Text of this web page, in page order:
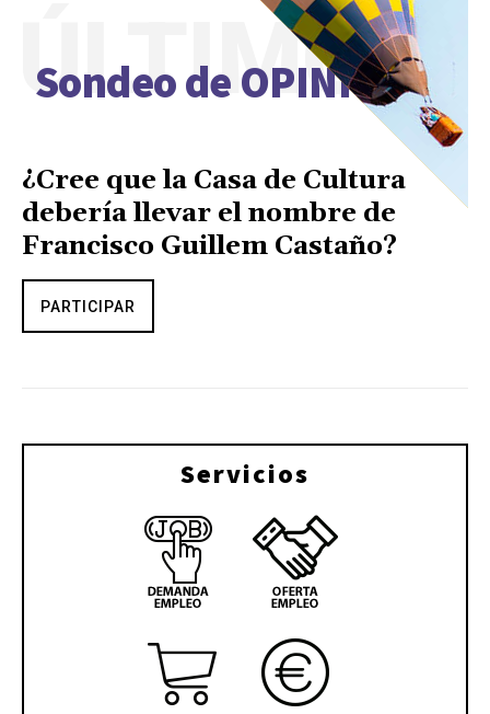
Sondeo de OPINIÓN
ÚLTIMO
¿Cree que la Casa de Cultura
debería llevar el nombre de
Francisco Guillem Castaño?
PARTICIPAR
Servicios